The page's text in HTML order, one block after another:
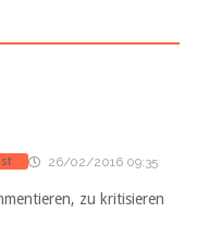
26/02/2016 09:35
zu kritisieren